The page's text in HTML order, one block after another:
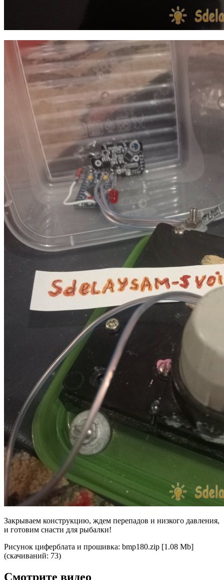
Закрываем конструкцию, ждем перепадов и низкого давления,
и готовим снасти для рыбалки!
Рисунок циферблата и прошивка: bmp180.zip [1.08 Mb]
(cкачиваний: 73)
Смотрите видео